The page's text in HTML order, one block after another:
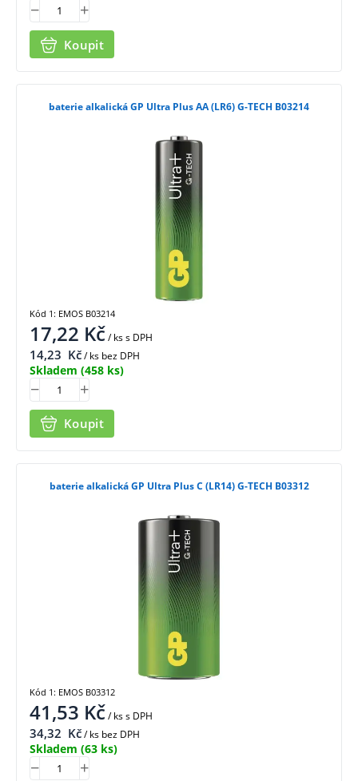
Koupit
baterie alkalická GP Ultra Plus AA (LR6) G-TECH B03214
17,22 Kč/ kss DPH
14,23 Kč/ ks bez DPH
Skladem (458 ks)
Koupit
Kód 1: EMOS B03214
baterie alkalická GP Ultra Plus C (LR14) G-TECH B03312
41,53 Kč/ kss DPH
34,32 Kč/ ks bez DPH
Skladem (63 ks)
Kód 1: EMOS B03312